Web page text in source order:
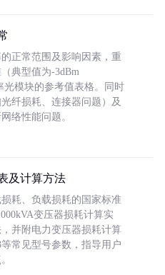
正常范围及影响因素，重
典型值为-3dBm
光模块的参考值表格。同时
纤损耗、连接器问题）及
络性能问题。
及计算方法
耗、负载损耗的国家标准
变压器损耗计算实
并附电力变压器损耗计算
常见型号参数，指导用户